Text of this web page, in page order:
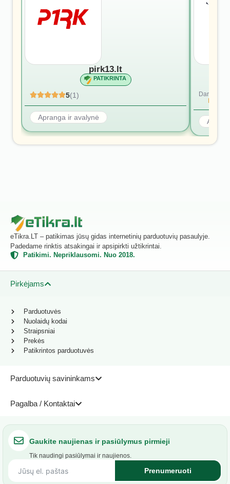
pirk13.lt
PATIKRINTA
5(1)
Apranga ir avalynė
Dar nėra
eTikra.LT – patikimas jūsų gidas internetinių parduotuvių pasaulyje.
Padedame rinktis atsakingai ir apsipirkti užtikrintai.
Patikimi. Nepriklausomi. Nuo 2018.
Pirkėjams
Parduotuvių savininkams
Pagalba / Kontaktai
Parduotuvės
Nuolaidų kodai
Straipsniai
Prekės
Patikrintos parduotuvės
Gaukite naujienas ir pasiūlymus pirmieji
Tik naudingi pasiūlymai ir naujienos.
Prenumeruoti